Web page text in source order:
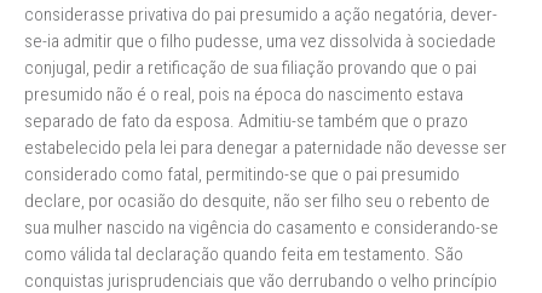
considerasse privativa do pai presumido a ação negatória, dever-
se-ia admitir que o filho pudesse, uma vez dissolvida à sociedade
conjugal, pedir a retificação de sua filiação provando que o pai
presumido não é o real, pois na época do nascimento estava
separado de fato da esposa. Admitiu-se também que o prazo
estabelecido pela lei para denegar a paternidade não devesse ser
considerado como fatal, permitindo-se que o pai presumido
declare, por ocasião do desquite, não ser filho seu o rebento de
sua mulher nascido na vigência do casamento e considerando-se
como válida tal declaração quando feita em testamento. São
conquistas jurisprudenciais que vão derrubando o velho princípio